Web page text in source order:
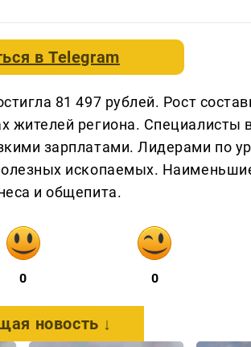
вTelegram
81 497 рублей. Рост
жителей региона. Специалисты
зарплатами. Лидерами по
ископаемых.
и общепита.
0 0
новость ↓